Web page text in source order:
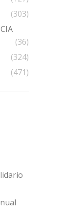
(303)
(36)
(324)
(471)